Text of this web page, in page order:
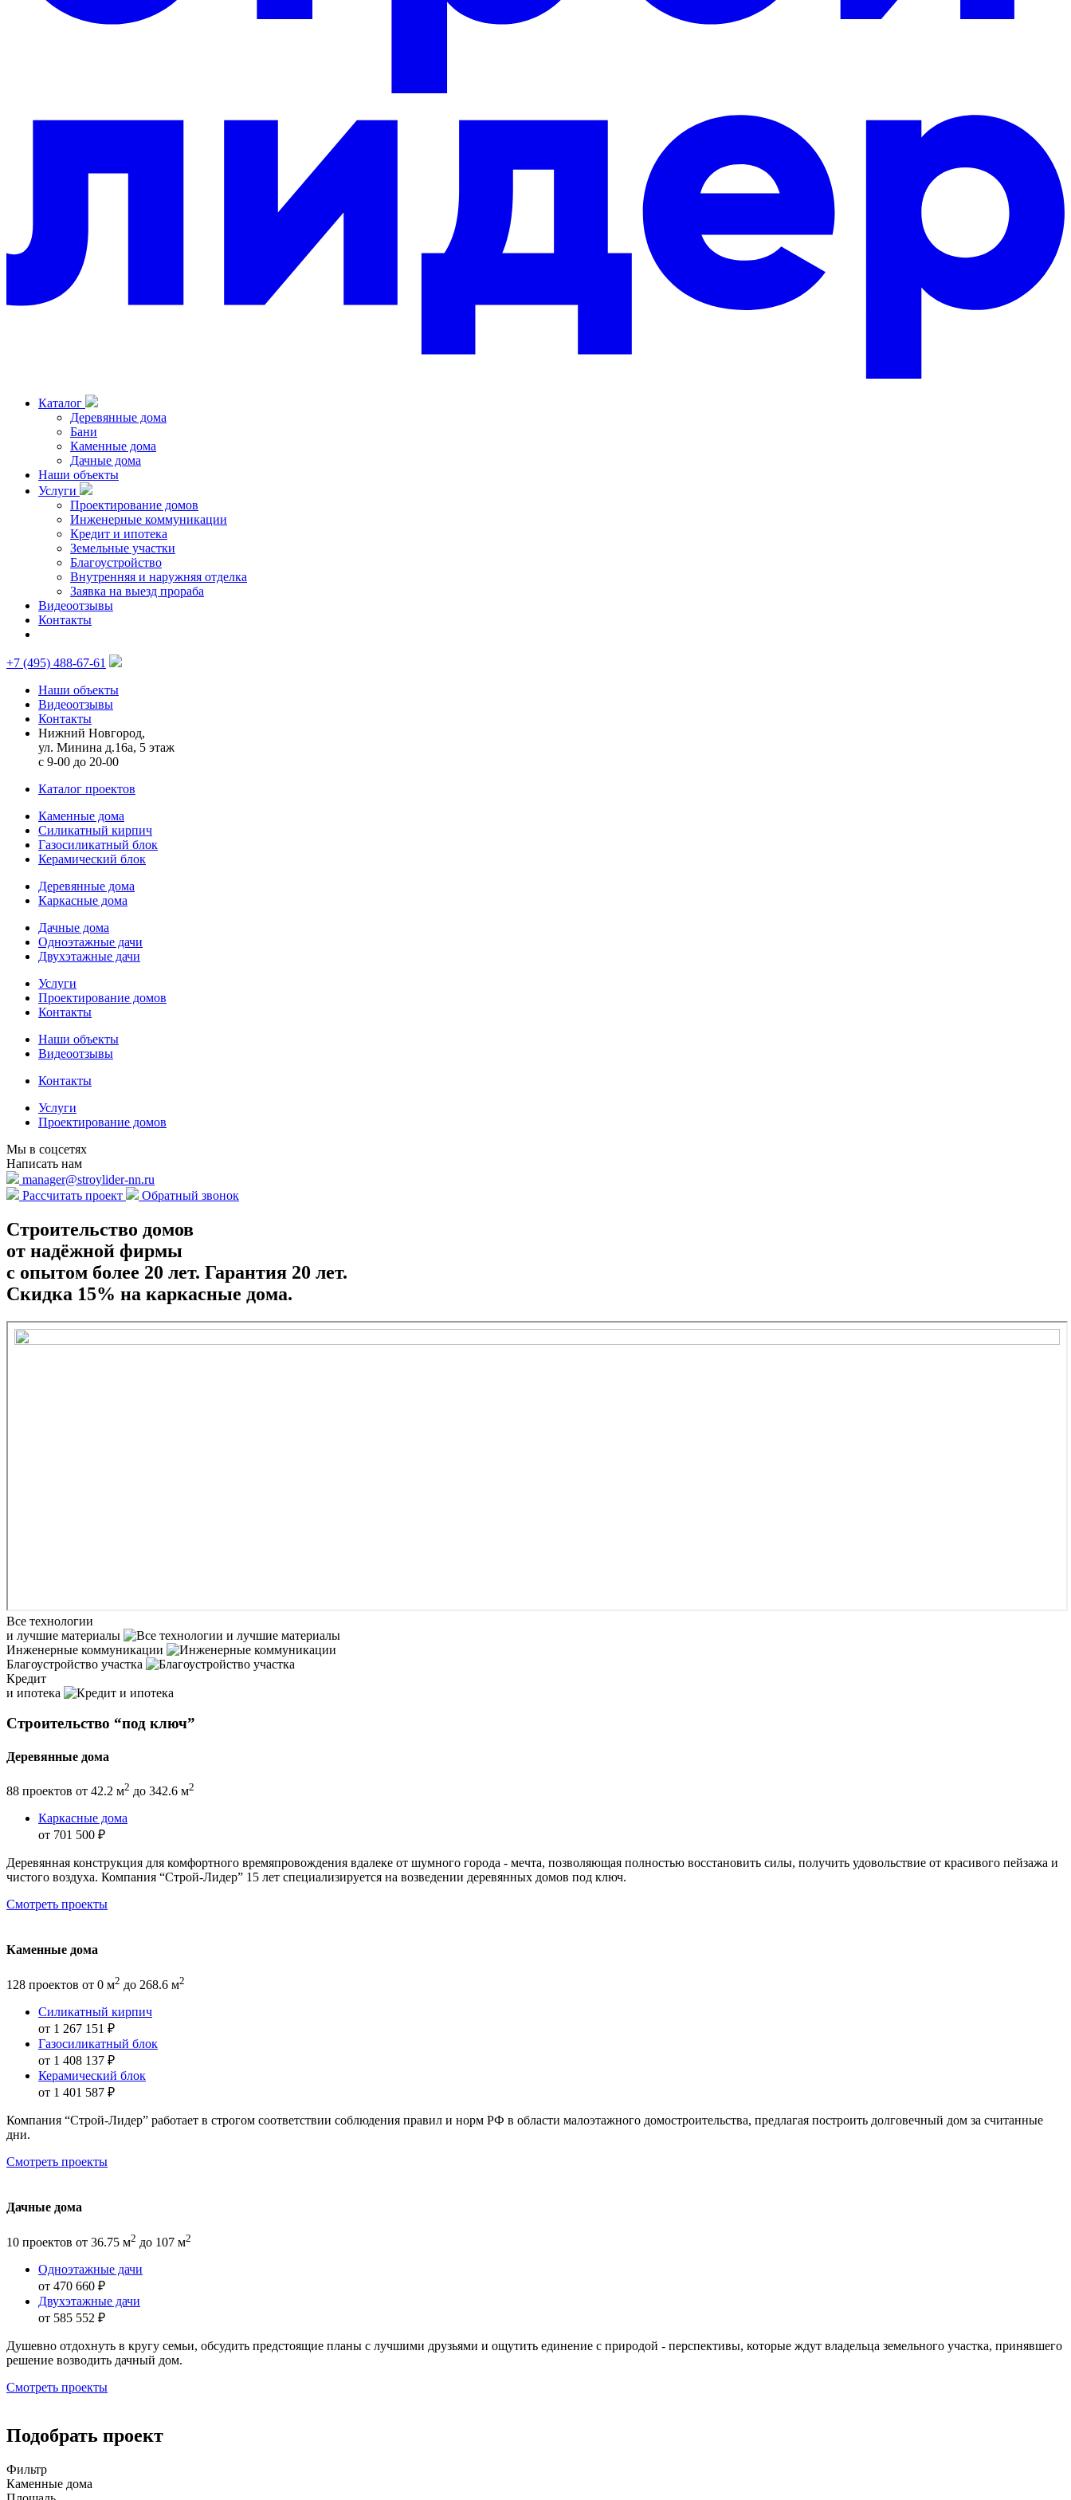
Каталог
Деревянные дома
Бани
Каменные дома
Дачные дома
Наши объекты
Услуги
Проектирование домов
Инженерные коммуникации
Кредит и ипотека
Земельные участки
Благоустройство
Внутренняя и наружняя отделка
Заявка на выезд прораба
Видеоотзывы
Контакты
+7 (495) 488-67-61
Наши объекты
Видеоотзывы
Контакты
Нижний Новгород,
ул. Минина д.16а, 5 этаж
с 9-00 до 20-00
Каталог проектов
Каменные дома
Силикатный кирпич
Газосиликатный блок
Керамический блок
Деревянные дома
Каркасные дома
Дачные дома
Одноэтажные дачи
Двухэтажные дачи
Услуги
Проектирование домов
Контакты
Наши объекты
Видеоотзывы
Контакты
Услуги
Проектирование домов
Мы в соцсетях
Написать нам
manager@stroylider-nn.ru
Рассчитать проект
Обратный звонок
Строительство домов
от надёжной фирмы
с опытом более 20 лет. Гарантия 20 лет.
Скидка 15% на каркасные дома.
Все технологии
и лучшие материалы
Инженерные коммуникации
Благоустройство участка
Кредит
и ипотека
Строительство “под ключ”
Деревянные дома
88 проектов от 42.2 м2 до 342.6 м2
Каркасные дома
от 701 500 ₽
Деревянная конструкция для комфортного времяпровождения вдалеке от шумного города - мечта, позволяющая полностью восстановить силы, получить удовольствие от красивого пейзажа и
чистого воздуха. Компания “Строй-Лидер” 15 лет специализируется на возведении деревянных домов под ключ.
Смотреть проекты
Каменные дома
128 проектов от 0 м2 до 268.6 м2
Силикатный кирпич
от 1 267 151 ₽
Газосиликатный блок
от 1 408 137 ₽
Керамический блок
от 1 401 587 ₽
Компания “Строй-Лидер” работает в строгом соответствии соблюдения правил и норм РФ в области малоэтажного домостроительства, предлагая построить долговечный дом за считанные
дни.
Смотреть проекты
Дачные дома
10 проектов от 36.75 м2 до 107 м2
Одноэтажные дачи
от 470 660 ₽
Двухэтажные дачи
от 585 552 ₽
Душевно отдохнуть в кругу семьи, обсудить предстоящие планы с лучшими друзьями и ощутить единение с природой - перспективы, которые ждут владельца земельного участка, принявшего
решение возводить дачный дом.
Смотреть проекты
Подобрать проект
Фильтр
Каменные дома